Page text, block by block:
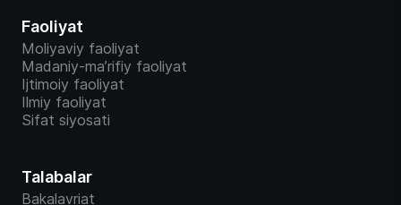
Faoliyat
Moliyaviy faoliyat
Madaniy-ma’rifiy faoliyat
Ijtimoiy faoliyat
Ilmiy faoliyat
Sifat siyosati
Talabalar
Bakalavriat